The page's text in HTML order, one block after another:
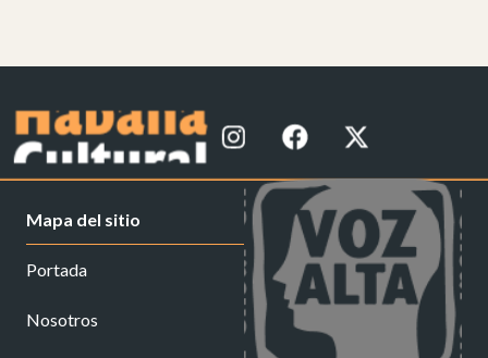
I
n
s
a
g
a
m
F
a
c
e
b
o
o
k
X
-
t
w
i
t
t
e
Mapa del sitio
Portada
Nosotros